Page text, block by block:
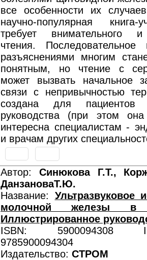
все особенности их
научно-популярная книга-
требует внимательного
чтения.
разъяснениями многим
понятным, но чтение с
может вызвать начальное
связи с непривычностью
создана для пациентов
руководства (при этом
интересна специалистам -
и врачам других
Автор: Синюкова Г.Т.,
ДанзановаТ.Ю.
Название: Ультразвуковое
молочной железы в
Иллюстрированное
ISBN: 5900094308
9785900094304
Издательство: СТРОМ